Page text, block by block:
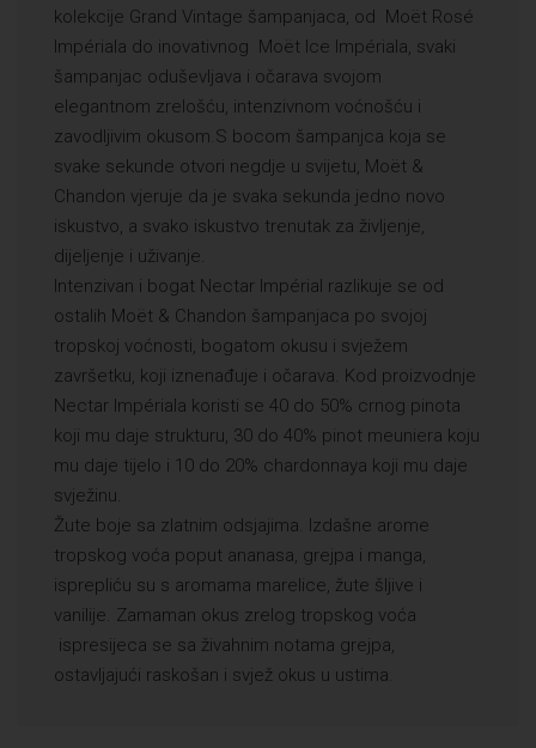
kolekcije Grand Vintage šampanjaca, od Moët Rosé
Impériala do inovativnog Moët Ice Impériala, svaki
šampanjac oduševljava i očarava svojom
elegantnom zrelošću, intenzivnom voćnošću i
zavodljivim okusom.S bocom šampanjca koja se
svake sekunde otvori negdje u svijetu, Moët &
Chandon vjeruje da je svaka sekunda jedno novo
iskustvo, a svako iskustvo trenutak za življenje,
dijeljenje i uživanje.
Intenzivan i bogat Nectar Impérial razlikuje se od
ostalih Moët & Chandon šampanjaca po svojoj
tropskoj voćnosti, bogatom okusu i svježem
završetku, koji iznenađuje i očarava. Kod proizvodnje
Nectar Impériala koristi se 40 do 50% crnog pinota
koji mu daje strukturu, 30 do 40% pinot meuniera koju
mu daje tijelo i 10 do 20% chardonnaya koji mu daje
svježinu.
Žute boje sa zlatnim odsjajima. Izdašne arome
tropskog voća poput ananasa, grejpa i manga,
isprepliću su s aromama marelice, žute šljive i
vanilije. Zamaman okus zrelog tropskog voća
ispresijeca se sa živahnim notama grejpa,
ostavljajući raskošan i svjež okus u ustima.